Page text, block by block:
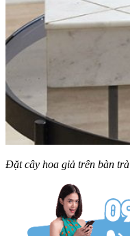
Đặt cây hoa giả trên bàn trà